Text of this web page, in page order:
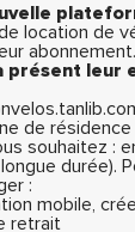
location de
abonnement.
présent leur
de résidence
souhaitez :
durée).
:
mobile,
retrait